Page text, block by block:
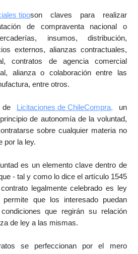
tiposon claves para realizar
de compraventa nacional o
insumos, distribución,
externos, alianzas contractuales,
contratos de agencia comercial
alianza o colaboración entre las
entre otros.
de Licitaciones de ChileCompra, un
de autonomía de la voluntad,
sobre cualquier materia no
por la ley.
es un elemento clave dentro de
- tal y como lo dice el artículo 1545
legalmente celebrado es ley
que los interesado puedan
que regirán su relación
de ley a las mismas.
se perfeccionan por el mero